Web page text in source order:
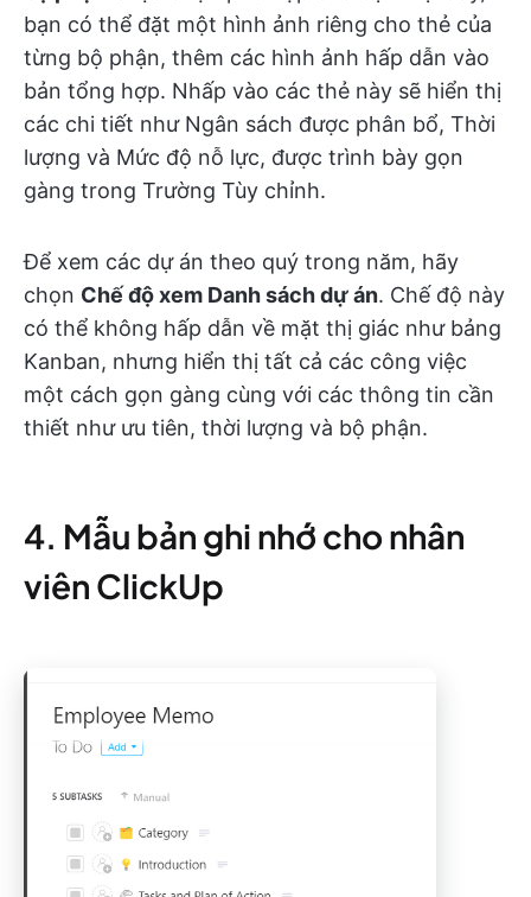
bạn có thể đặt một hình ảnh riêng cho thẻ của
từng bộ phận, thêm các hình ảnh hấp dẫn vào
bản tổng hợp. Nhấp vào các thẻ này sẽ hiển thị
các chi tiết như Ngân sách được phân bổ, Thời
lượng và Mức độ nỗ lực, được trình bày gọn
gàng trong Trường Tùy chỉnh.
Để xem các dự án theo quý trong năm, hãy
chọn Chế độ xem Danh sách dự án. Chế độ này
có thể không hấp dẫn về mặt thị giác như bảng
Kanban, nhưng hiển thị tất cả các công việc
một cách gọn gàng cùng với các thông tin cần
thiết như ưu tiên, thời lượng và bộ phận.
4. Mẫu bản ghi nhớ cho nhân
viên ClickUp